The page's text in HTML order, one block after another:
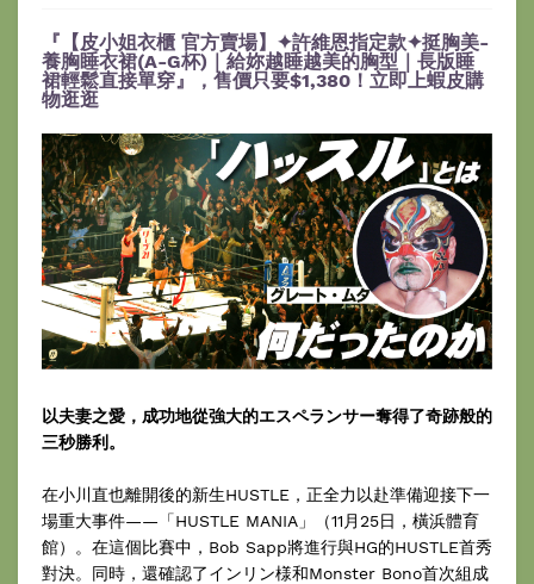
『【皮小姐衣櫃 官方賣場】✦許維恩指定款✦挺胸美-
養胸睡衣裙(A-G杯)｜給妳越睡越美的胸型｜長版睡
裙輕鬆直接單穿』，售價只要$1,380！立即上蝦皮購
物逛逛
以夫妻之愛，成功地從強大的エスペランサー奪得了奇跡般的
三秒勝利。
在小川直也離開後的新生HUSTLE，正全力以赴準備迎接下一
場重大事件——「HUSTLE MANIA」（11月25日，橫浜體育
館）。在這個比賽中，Bob Sapp將進行與HG的HUSTLE首秀
對決。同時，還確認了インリン様和Monster Bono首次組成